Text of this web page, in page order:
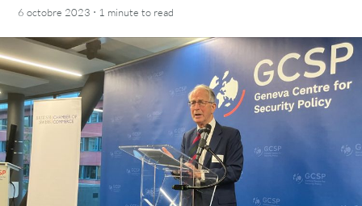
6 octobre 2023 · 1 minute to read